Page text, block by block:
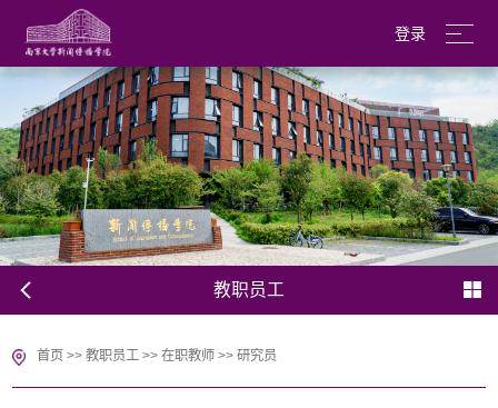
登录
English
教职员工
首页 >>教职员工 >>在职教师 >>研究员